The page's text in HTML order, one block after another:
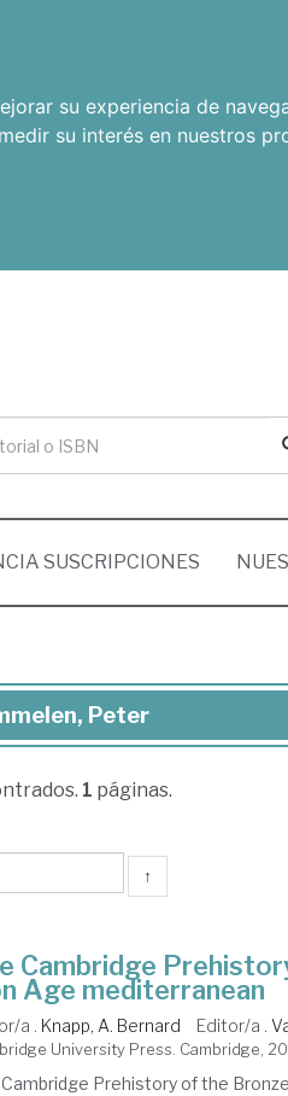
su experiencia de
medir su interés en nuestros
SUSCRIPCIONES
Peter
1 páginas.
↑
Cambridge
Age mediterranean
a . Knapp, A. Bernard Editor/a .
University Press. Cambridge,
Prehistory of the